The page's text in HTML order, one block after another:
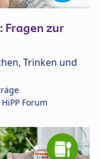
Fragen zur
Trinken und
Forum